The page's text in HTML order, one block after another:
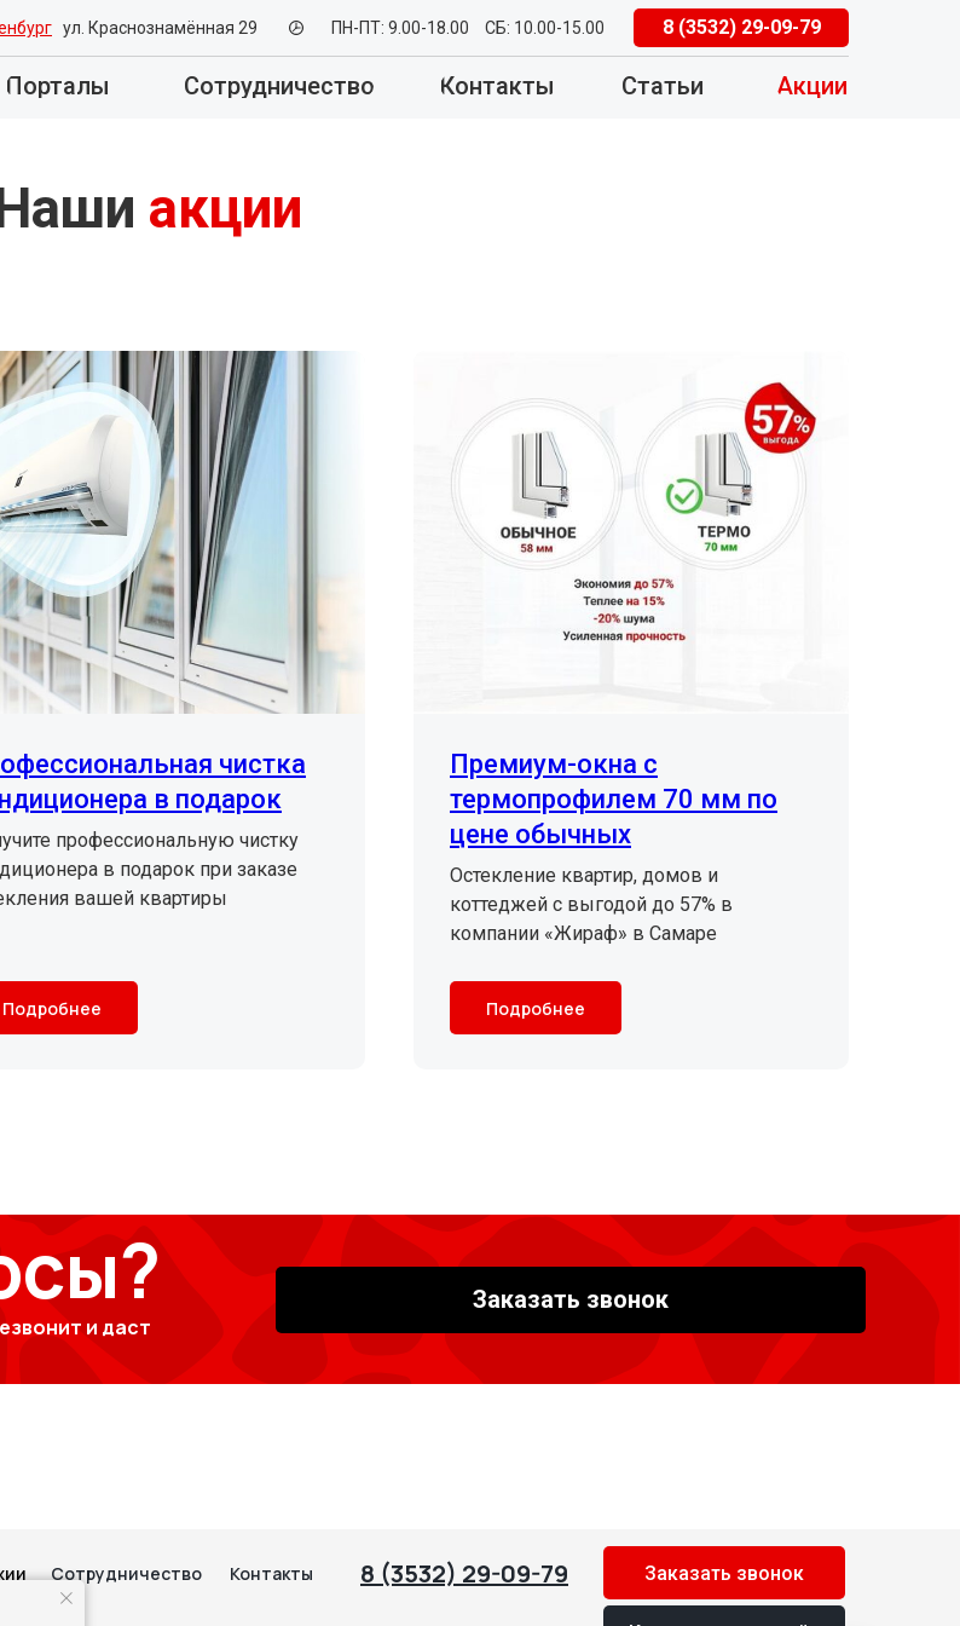
СБ: 10.00-15.00
ул. Краснознамённая 29 ПН-ПТ: 9.00-18.00 8 (3532) 29-09-79
Акции
Порталы Сотрудничество Контакты Статьи
акции
чистка
в подарок
профессиональную чистку
в подарок при заказе
вашей квартиры
Подробнее
Премиум-окна с
термопрофилем 70 мм по
цене обычных
Остекление квартир, домов и
коттеджей с выгодой до 57% в
компании «Жираф» в Самаре
Подробнее
и даст
Заказать звонок
Заказать звонок
8 (3532) 29-09-79
Контакты
Сотрудничество